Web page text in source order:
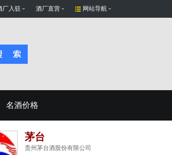
厂入驻 酒厂直营 网站导航
名酒价格
茅台
贵州茅台酒股份有限公司